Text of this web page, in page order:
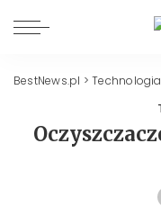
BestNews.pl >Technologia